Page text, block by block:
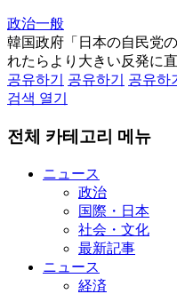
政治一般
韓国政府「日本の自民党
れたらより大きい反発に直
공유하기
공유하기
공유하
검색 열기
전체 카테고리 메뉴
ニュース
政治
国際・日本
社会・文化
最新記事
ニュース
経済